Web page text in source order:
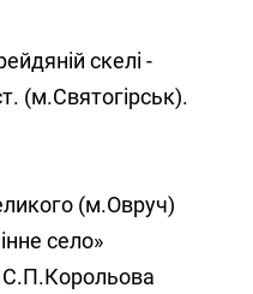
скелі -
(м.Святогірськ).
(м.Овруч)
село»
С.П.Корольова